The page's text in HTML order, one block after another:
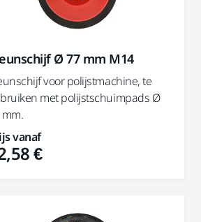
Ø 77 mm M14
voor polijstmachine, te
met polijstschuimpads Ø
vanaf
€